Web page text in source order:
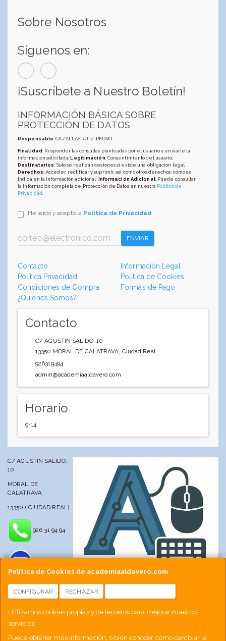
Política de Cookies de academiaaldavero.com
CONFIGURAR RECHAZAR
Utilizamos cookies propias y de terceros para mejorar nuestros
servicios.
Puede obtener más información, o bien conocer cómo cambiar la
Sobre Nosotros
Síguenos en:
¡Suscríbete a Nuestro Boletín!
INFORMACIÓN BÁSICA SOBRE
PROTECCIÓN DE DATOS
Responsable: CAZALLAS RUIZ, PEDRO
Finalidad: Responder las consultas planteadas por el usuario y enviarle la
información solicitada;Legitimación: Consentimiento del usuario;
Destinatarios: Solo se realizan cesiones si existe una obligación legal;
Derechos: Acceder, rectificar y suprimir, así como otros derechos, como se
indica en la información adicional; Información Adicional: Puede consultar
la información completa de Protección de Datos en nuestra Política de
Privacidad
He leído y acepto la Política de Privacidad.
ENVIAR
Contacto
Información Legal
Política Privacidad
Política de Cookies
Condiciones de Compra
Formas de Pago
¿Quienes Somos?
Contacto
C/ AGUSTIN SALIDO, 10
13350 MORAL DE CALATRAVA, Ciudad Real
926319494
admin@academiaaldavero.com
Horario
9-14
C/ AGUSTÍN SALIDO,
10
MORAL DE
CALATRAVA
13350 ( CIUDAD REAL)
926 31 94 94